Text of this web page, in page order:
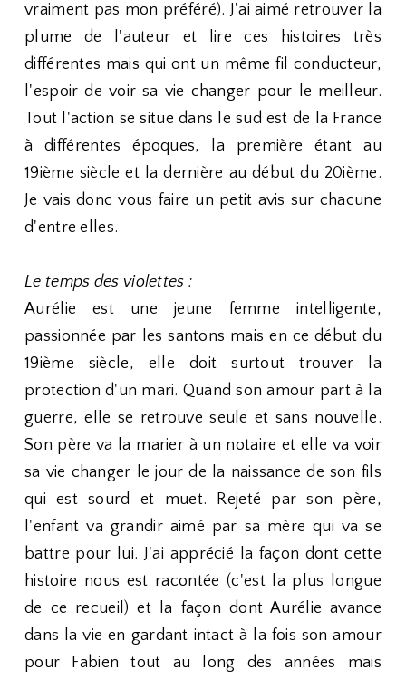
vraiment pas mon préféré). J'ai aimé retrouver la
plume de l'auteur et lire ces histoires très
différentes mais qui ont un même fil conducteur,
l'espoir de voir sa vie changer pour le meilleur.
Tout l'action se situe dans le sud est de la France
à différentes époques, la première étant au
19ième siècle et la dernière au début du 20ième.
Je vais donc vous faire un petit avis sur chacune
d'entre elles.
Le temps des violettes :
Aurélie est une jeune femme intelligente,
passionnée par les santons mais en ce début du
19ième siècle, elle doit surtout trouver la
protection d'un mari. Quand son amour part à la
guerre, elle se retrouve seule et sans nouvelle.
Son père va la marier à un notaire et elle va voir
sa vie changer le jour de la naissance de son fils
qui est sourd et muet. Rejeté par son père,
l'enfant va grandir aimé par sa mère qui va se
battre pour lui. J'ai apprécié la façon dont cette
histoire nous est racontée (c'est la plus longue
de ce recueil) et la façon dont Aurélie avance
dans la vie en gardant intact à la fois son amour
pour Fabien tout au long des années mais